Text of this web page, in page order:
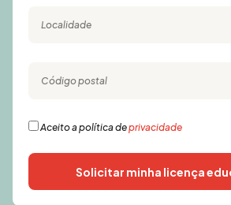
Aceito a política deprivacidade
Solicitar minha licença